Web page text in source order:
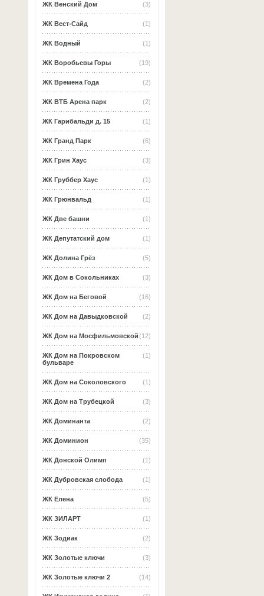
(3)
ЖК Венский Дом
(1)
ЖК Вест-Сайд
(1)
ЖК Водный
(19)
ЖК Воробьевы Горы
(2)
ЖК Времена Года
(2)
ЖК ВТБ Арена парк
(1)
ЖК Гарибальди д. 15
(6)
ЖК Гранд Парк
(3)
ЖК Грин Хаус
(1)
ЖК Груббер Хаус
(1)
ЖК Грюнвальд
(1)
ЖК Две башни
(1)
ЖК Депутатский дом
(5)
ЖК Долина Грёз
(3)
ЖК Дом в Сокольниках
(16)
ЖК Дом на Беговой
(2)
ЖК Дом на Давыдковской
(12)
ЖК Дом на Мосфильмовской
(1)
ЖК Дом на Покровском
бульваре
(1)
ЖК Дом на Соколовского
(3)
ЖК Дом на Трубецкой
(2)
ЖК Доминанта
(35)
ЖК Доминион
(1)
ЖК Донской Олимп
(1)
ЖК Дубровская слобода
(5)
ЖК Елена
(1)
ЖК ЗИЛАРТ
(2)
ЖК Зодиак
(3)
ЖК Золотые ключи
(14)
ЖК Золотые ключи 2